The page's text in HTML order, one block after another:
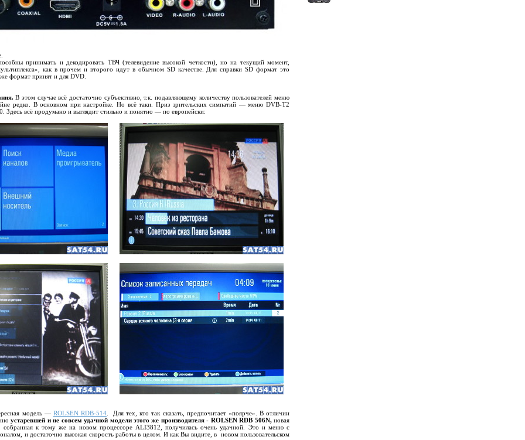
принимать и декодировать ТВЧ (телевидение высокой четкости), но на текущий момент,
как в прочем и второго идут в обычном SD качестве. Для справки SD формат это
формат принят и для DVD.
В этом случае всё достаточно субъективно, т.к. подавляющему количеству пользователей меню
редко. В основном при настройке. Но всё таки. Приз зрительских симпатий — меню DVB-T2
Здесь всё продумано и выглядит стильно и понятно — по европейски:
модель — ROLSEN RDB-514. Для тех, кто так сказать, предпочитает «поярче». В отличии
устаревшей и не совсем удачной модели этого же производителя - ROLSEN RDB 506N,новая
к тому же на новом процессоре ALI3812, получилась очень удачной. Это и меню с
и достаточно высокая скорость работы в целом. И как Вы видите, в новом пользовательском